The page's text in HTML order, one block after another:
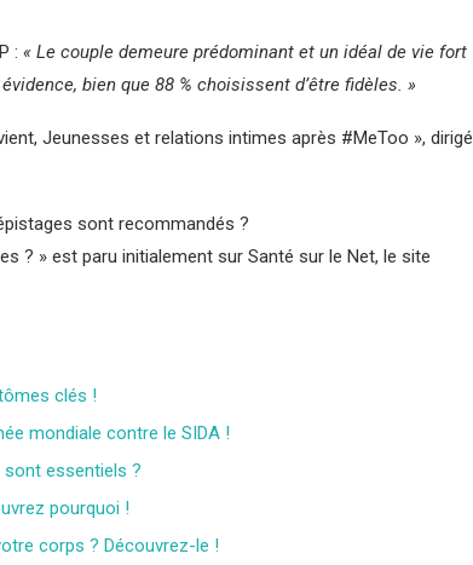
: « Le couple demeure prédominant et un idéal de vie fort
bien que 88 % choisissent d’être fidèles. »
Jeunesses et relations intimes après #MeToo », dirigé
sont recommandés ?
? » est paru initialement sur Santé sur le Net, le site
clés !
mondiale contre le SIDA !
essentiels ?
pourquoi !
corps ? Découvrez-le !